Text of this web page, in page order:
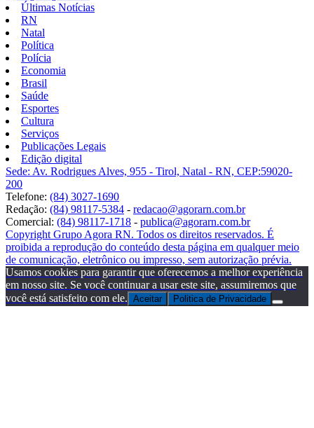
Últimas Notícias
RN
Natal
Política
Polícia
Economia
Brasil
Saúde
Esportes
Cultura
Serviços
Publicações Legais
Edição digital
Sede: Av. Rodrigues Alves, 955 - Tirol, Natal - RN, CEP:59020-
200
Telefone: (84) 3027-1690
Redação: (84) 98117-5384 - redacao@agorarn.com.br
Comercial: (84) 98117-1718 - publica@agorarn.com.br
Copyright Grupo Agora RN. Todos os direitos reservados. É
proibida a reprodução do conteúdo desta página em qualquer meio
de comunicação, eletrônico ou impresso, sem autorização prévia.
Usamos cookies para garantir que oferecemos a melhor experiência
em nosso site. Se você continuar a usar este site, assumiremos que
você está satisfeito com ele. Aceitar Politica de Privacidade